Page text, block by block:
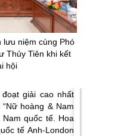
lưu niệm cùng Phó
Thủy Tiên khi kết
hội
giải cao nhất
hoàng & Nam
quốc tế. Hoa
tế Anh-London